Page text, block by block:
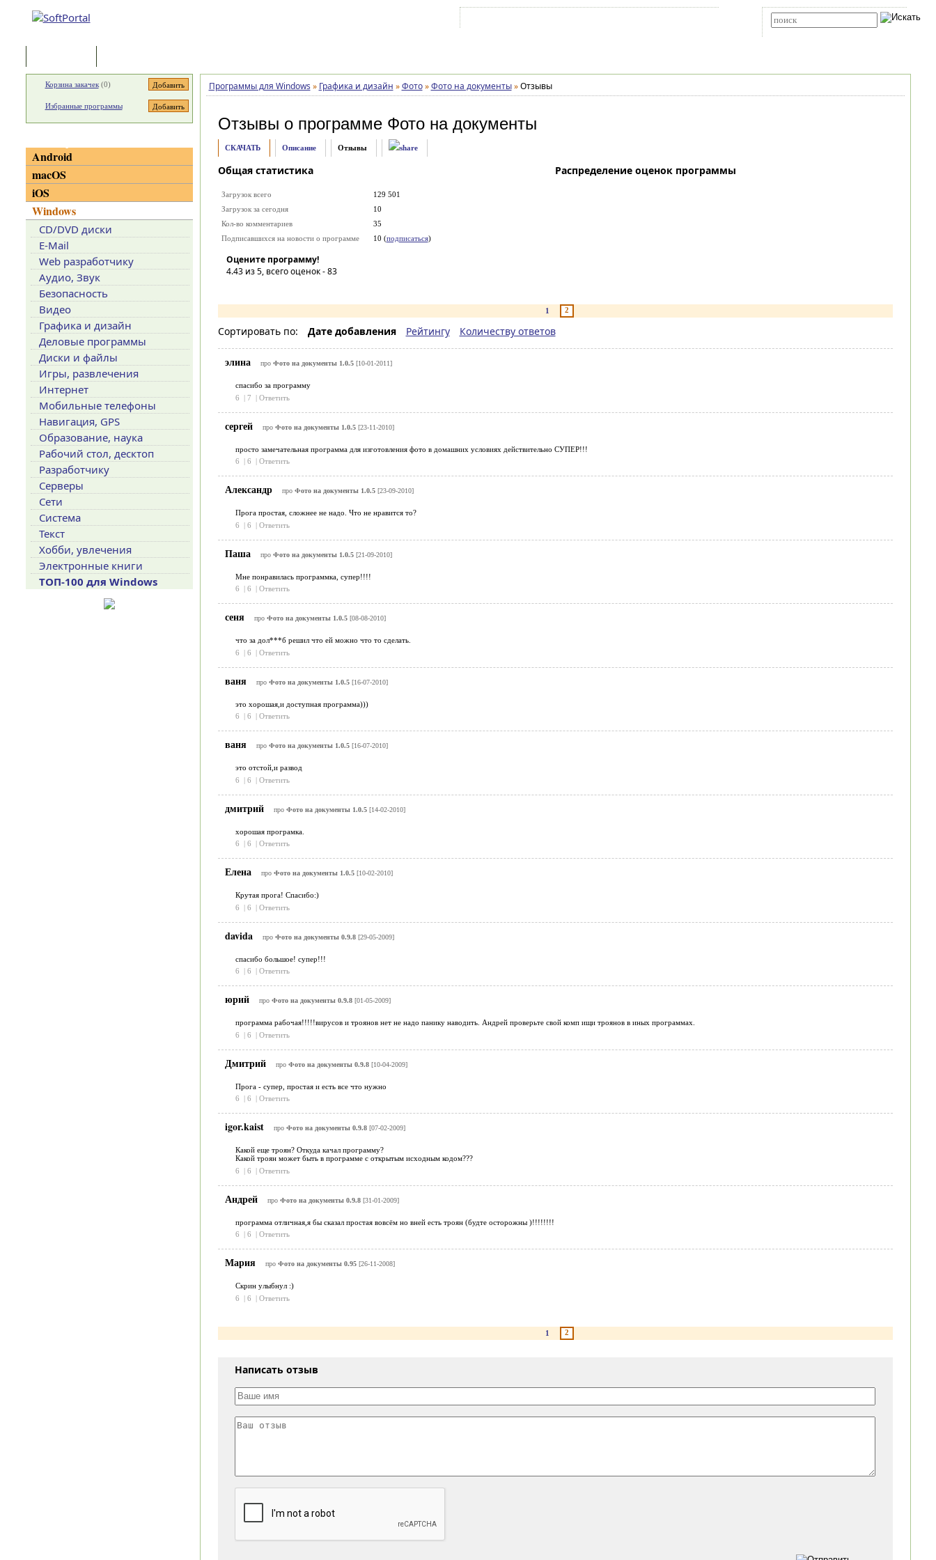
Программы для Windows » Графика и дизайн » Фото » Фото на документы » Отзывы
Отзывы о программе Фото на документы
СКАЧАТЬ Описание Отзывы
Общая статистика
Загрузок всего
129 501
Загрузок за сегодня
10
Кол-во комментариев
35
Подписавшихся на новости о программе
10 (подписаться)
Оцените программу!
4.43из 5, всего оценок -83
Распределение оценок программы
1 2
Сортировать по: Дате добавления Рейтингу Количеству ответов
элина про Фото на документы 1.0.5[10-01-2011]
спасибо за программу
6
| 7 | Ответить
сергей про Фото на документы 1.0.5[23-11-2010]
просто замечательная программа для изготовления фото в домашних условиях действительно СУПЕР!!!
6
| 6 | Ответить
Александр про Фото на документы 1.0.5[23-09-2010]
Прога простая, сложнее не надо. Что не нравится то?
6
| 6 | Ответить
Паша про Фото на документы 1.0.5[21-09-2010]
Мне понравилась программка, супер!!!!
6
| 6 | Ответить
сеня про Фото на документы 1.0.5[08-08-2010]
что за дол***б решил что ей можно что то сделать.
6
| 6 | Ответить
ваня про Фото на документы 1.0.5[16-07-2010]
это хорошая,и доступная программа)))
6
| 6 | Ответить
ваня про Фото на документы 1.0.5[16-07-2010]
это отстой,и развод
6
| 6 | Ответить
дмитрий про Фото на документы 1.0.5[14-02-2010]
хорошая програмка.
6
| 6 | Ответить
Елена про Фото на документы 1.0.5[10-02-2010]
Крутая прога! Спасибо:)
6
| 6 | Ответить
davida про Фото на документы 0.9.8[29-05-2009]
спасибо большое! супер!!!
6
| 6 | Ответить
юрий про Фото на документы 0.9.8[01-05-2009]
программа рабочая!!!!!вирусов и троянов нет не надо панику наводить. Андрей проверьте свой комп ищи троянов в иных программах.
6
| 6 | Ответить
Дмитрий про Фото на документы 0.9.8[10-04-2009]
Прога - супер, простая и есть все что нужно
6
| 6 | Ответить
igor.kaist про Фото на документы 0.9.8[07-02-2009]
Какой еще троян? Откуда качал программу?
Какой троян может быть в программе с открытым исходным кодом???
6
| 6 | Ответить
Андрей про Фото на документы 0.9.8[31-01-2009]
программа отличная,я бы сказал простая вовсём но вней есть троян (будте осторожны )!!!!!!!!
6
| 6 | Ответить
Мария про Фото на документы 0.95[26-11-2008]
Скрин улыбнул :)
6
| 6 | Ответить
1 2
Написать отзыв
Корзина закачек(0)
Избранные программы
Android
macOS
iOS
Windows
CD/DVD диски
E-Mail
Web разработчику
Аудио, Звук
Безопасность
Видео
Графика и дизайн
Деловые программы
Диски и файлы
Игры, развлечения
Интернет
Мобильные телефоны
Навигация, GPS
Образование, наука
Рабочий стол, десктоп
Разработчику
Серверы
Сети
Система
Текст
Хобби, увлечения
Электронные книги
ТОП-100 для Windows